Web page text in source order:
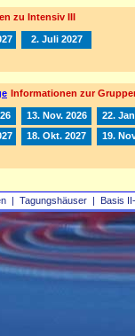
| Tagungshäuser | Basis
zu Intensiv III
2. Juli 2027
Informationen zur
13. Nov. 2026
22.
18. Okt. 2027 19.